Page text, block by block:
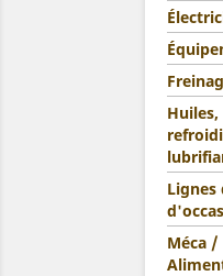
Lignes
Méca